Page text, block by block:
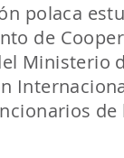
polaca
de
Ministerio